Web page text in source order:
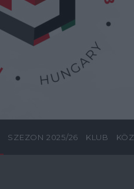
SZEZON 2025/26 KLUB